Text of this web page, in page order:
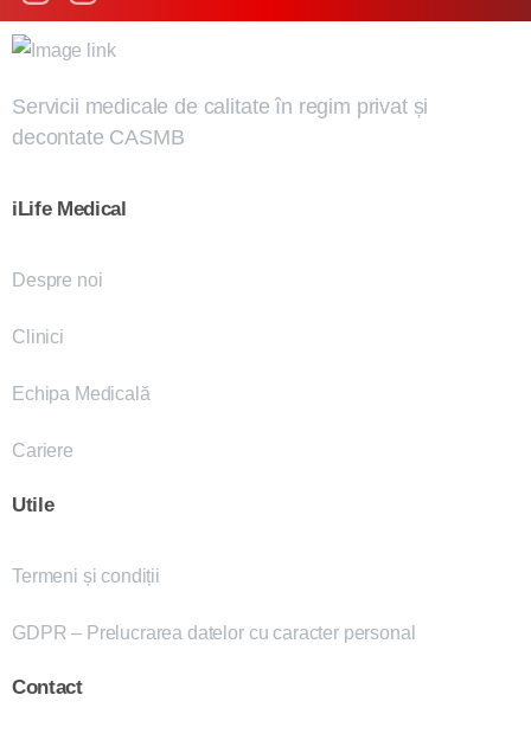
Servicii medicale de calitate în regim privat și
decontate CASMB
iLife Medical
Despre noi
Clinici
Echipa Medicală
Cariere
Utile
Termeni și condiții
GDPR – Prelucrarea datelor cu caracter personal
Contact